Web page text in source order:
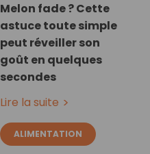
Melon fade ? Cette
astuce toute simple
peut réveiller son
goût en quelques
secondes
Lire la suite
ALIMENTATION